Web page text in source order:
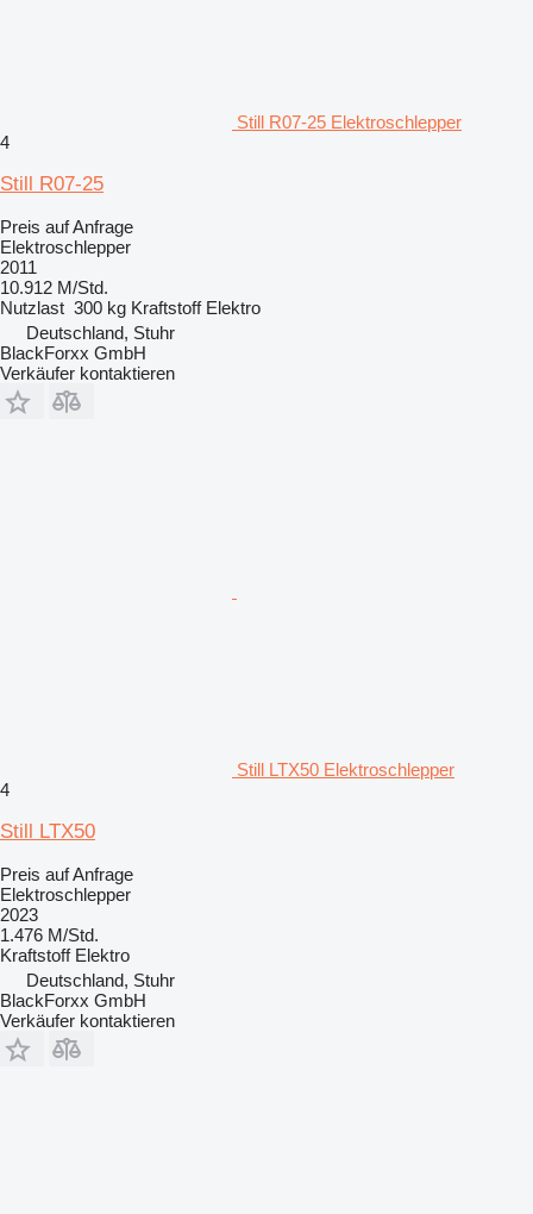
Still R07-25 Elektroschlepper
4
Still R07-25
Preis auf Anfrage
Elektroschlepper
2011
10.912 M/Std.
Nutzlast 300 kg Kraftstoff Elektro
Deutschland, Stuhr
BlackForxx GmbH
Verkäufer kontaktieren
Still LTX50 Elektroschlepper
4
Still LTX50
Preis auf Anfrage
Elektroschlepper
2023
1.476 M/Std.
Kraftstoff Elektro
Deutschland, Stuhr
BlackForxx GmbH
Verkäufer kontaktieren